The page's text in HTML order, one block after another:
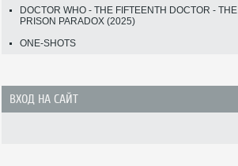
DOCTOR WHO - THE FIFTEENTH DOCTOR - THE
PRISON PARADOX (2025)
ONE-SHOTS
ВХОД НА САЙТ